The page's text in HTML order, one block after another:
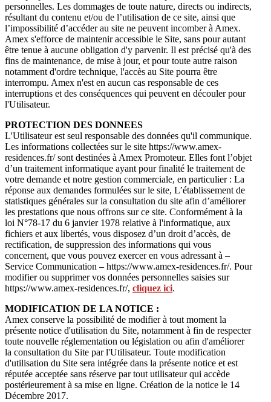
personnelles. Les dommages de toute nature, directs ou indirects,
résultant du contenu et/ou de l’utilisation de ce site, ainsi que
l’impossibilité d’accéder au site ne peuvent incomber à Amex.
Amex s'efforce de maintenir accessible le Site, sans pour autant
être tenue à aucune obligation d'y parvenir. Il est précisé qu'à des
fins de maintenance, de mise à jour, et pour toute autre raison
notamment d'ordre technique, l'accès au Site pourra être
interrompu. Amex n'est en aucun cas responsable de ces
interruptions et des conséquences qui peuvent en découler pour
l'Utilisateur.
PROTECTION DES DONNEES
L'Utilisateur est seul responsable des données qu'il communique.
Les informations collectées sur le site https://www.amex-
residences.fr/ sont destinées à Amex Promoteur. Elles font l’objet
d’un traitement informatique ayant pour finalité le traitement de
votre demande et notre gestion commerciale, en particulier : La
réponse aux demandes formulées sur le site, L’établissement de
statistiques générales sur la consultation du site afin d’améliorer
les prestations que nous offrons sur ce site. Conformément à la
loi N°78-17 du 6 janvier 1978 relative à l'informatique, aux
fichiers et aux libertés, vous disposez d’un droit d’accès, de
rectification, de suppression des informations qui vous
concernent, que vous pouvez exercer en vous adressant à –
Service Communication – https://www.amex-residences.fr/. Pour
modifier ou supprimer vos données personnelles saisies sur
https://www.amex-residences.fr/, cliquez ici.
MODIFICATION DE LA NOTICE :
Amex conserve la possibilité de modifier à tout moment la
présente notice d'utilisation du Site, notamment à fin de respecter
toute nouvelle réglementation ou législation ou afin d'améliorer
la consultation du Site par l'Utilisateur. Toute modification
d'utilisation du Site sera intégrée dans la présente notice et est
réputée acceptée sans réserve par tout utilisateur qui accède
postérieurement à sa mise en ligne. Création de la notice le 14
Décembre 2017.